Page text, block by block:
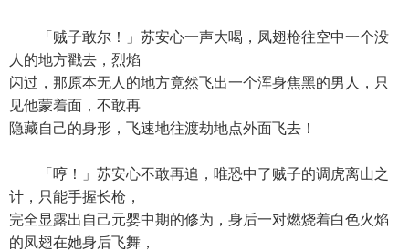
「贼子敢尔！」苏安心一声大喝，凤翅枪往空中一个没
人的地方戳去，烈焰
闪过，那原本无人的地方竟然飞出一个浑身焦黑的男人，只
见他蒙着面，不敢再
隐藏自己的身形，飞速地往渡劫地点外面飞去！
「哼！」苏安心不敢再追，唯恐中了贼子的调虎离山之
计，只能手握长枪，
完全显露出自己元婴中期的修为，身后一对燃烧着白色火焰
的凤翅在她身后飞舞，